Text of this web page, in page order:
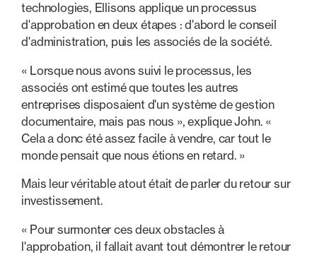
technologies, Ellisons applique un processus
d'approbation en deux étapes : d'abord le conseil
d'administration, puis les associés de la société.
« Lorsque nous avons suivi le processus, les
associés ont estimé que toutes les autres
entreprises disposaient d'un système de gestion
documentaire, mais pas nous », explique John. «
Cela a donc été assez facile à vendre, car tout le
monde pensait que nous étions en retard. »
Mais leur véritable atout était de parler du retour sur
investissement.
« Pour surmonter ces deux obstacles à
l'approbation, il fallait avant tout démontrer le retour